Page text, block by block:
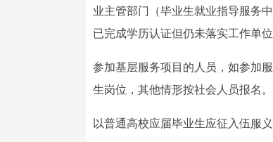
业主管部门（毕业生就业指导服务
已完成学历认证但仍未落实工作单
参加基层服务项目的人员，如参加
生岗位，其他情形按社会人员报名。
以普通高校应届毕业生应征入伍服